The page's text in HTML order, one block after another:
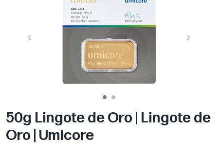
Página anterior Siguiente
50g Lingote de Oro | Lingote de
Oro | Umicore